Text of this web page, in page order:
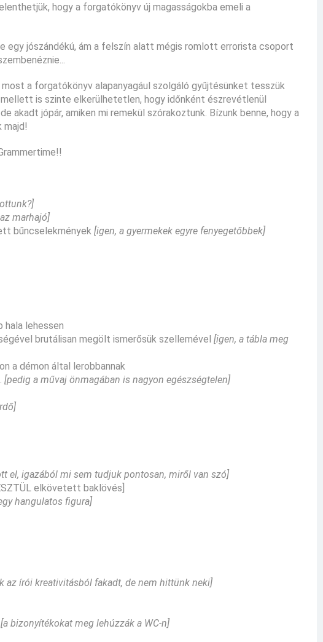
hogy a forgatókönyv új magasságokba emeli a
jószándékú, ám a felszín alatt mégis romlott errorista csoport
a forgatókönyv alapanyagául szolgáló gyűjtésünket tesszük
is szinte elkerülhetetlen, hogy időnként észrevétlenül
jópár, amiken mi remekül szórakoztunk. Bízunk benne, hogy a
marhajó]
bűncselekmények [igen, a gyermekek egyre fenyegetőbbek]
hala lehessen
brutálisan megölt ismerősük szellemével [igen, a tábla meg
a démon által lerobbannak
[pedig a művaj önmagában is nagyon egészségtelen]
el, igazából mi sem tudjuk pontosan, miről van szó]
elkövetett baklövés]
hangulatos figura]
az írói kreativitásból fakadt, de nem hittünk neki]
[a bizonyítékokat meg lehúzzák a WC-n]